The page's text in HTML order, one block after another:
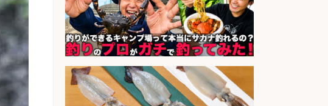
レジ打ち/日払いOK/おさかなの三枚
おろし/新潟県/小千谷市
sponsored by 求人ボックス